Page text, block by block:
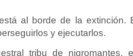
al borde de la extinción.
y ejecutarlos.
tribu de nigromantes,